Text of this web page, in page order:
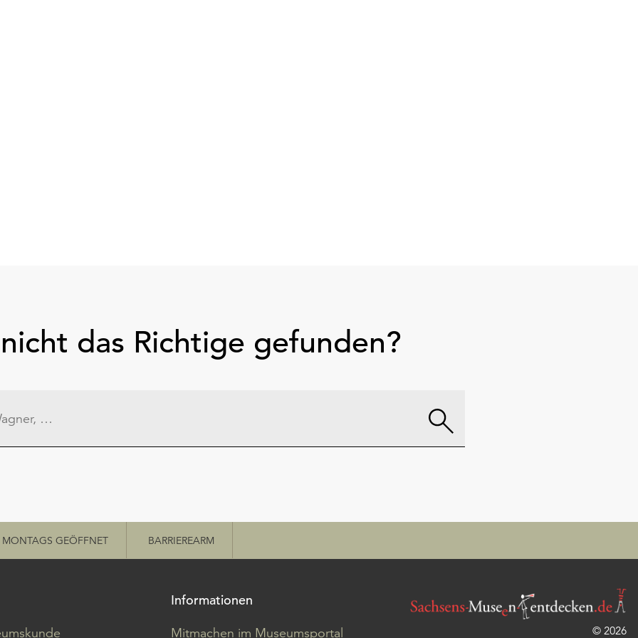
das Richtige gefunden?
MONTAGS GEÖFFNET BARRIEREARM
Informationen
Mitmachen im Museumsportal
© 2026